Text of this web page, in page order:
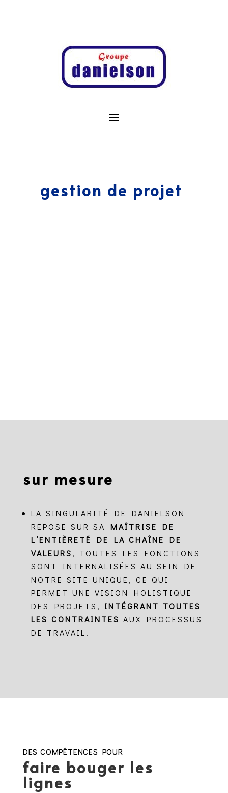
gestion de projet
sur mesure
LA SINGULARITÉ DE DANIELSON
REPOSE SUR SA
MAÎTRISE DE
L’ENTIÈRETÉ DE LA CHAÎNE DE
VALEURS, TOUTES LES FONCTIONS
SONT INTERNALISÉES AU SEIN DE
NOTRE SITE UNIQUE, CE QUI
PERMET UNE VISION HOLISTIQUE
DES PROJETS, INTÉGRANT TOUTES
LES CONTRAINTES AUX PROCESSUS
DE TRAVAIL.
DES COMPÉTENCES POUR
faire bouger les
lignes